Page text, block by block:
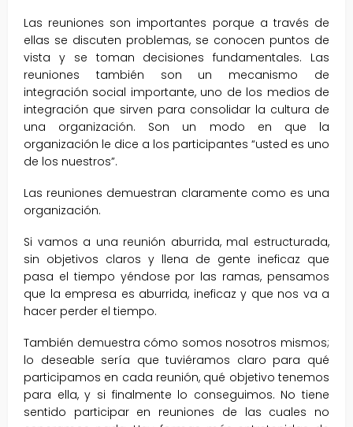
Las reuniones son importantes porque a través de
ellas se discuten problemas, se conocen puntos de
vista y se toman decisiones fundamentales. Las
reuniones también son un mecanismo de
integración social importante, uno de los medios de
integración que sirven para consolidar la cultura de
una organización. Son un modo en que la
organización le dice a los participantes “usted es uno
de los nuestros”.
Las reuniones demuestran claramente como es una
organización.
Si vamos a una reunión aburrida, mal estructurada,
sin objetivos claros y llena de gente ineficaz que
pasa el tiempo yéndose por las ramas, pensamos
que la empresa es aburrida, ineficaz y que nos va a
hacer perder el tiempo.
También demuestra cómo somos nosotros mismos;
lo deseable sería que tuviéramos claro para qué
participamos en cada reunión, qué objetivo tenemos
para ella, y si finalmente lo conseguimos. No tiene
sentido participar en reuniones de las cuales no